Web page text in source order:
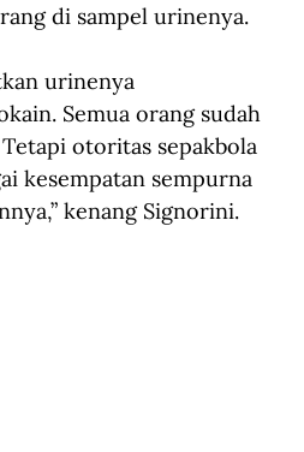
di sampel urinenya.
urinenya
Semua orang sudah
otoritas sepakbola
kesempatan sempurna
kenang Signorini.